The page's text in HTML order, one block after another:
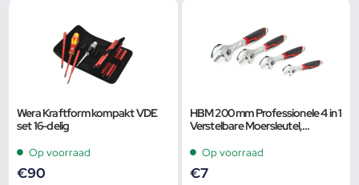
Wera Kraftform kompakt VDE
set 16-delig
Op voorraad
€90
HBM 200 mm Professionele 4 in 1
Verstelbare Moersleutel,
Op voorraad
€7